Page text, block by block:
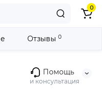
Помощь
и консультация
0
Отзывы 0